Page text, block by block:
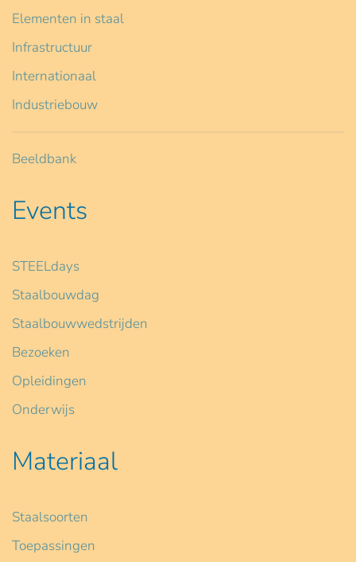
Elementen in staal
Infrastructuur
Internationaal
Industriebouw
Beeldbank
Events
STEELdays
Staalbouwdag
Staalbouwwedstrijden
Bezoeken
Opleidingen
Onderwijs
Materiaal
Staalsoorten
Toepassingen